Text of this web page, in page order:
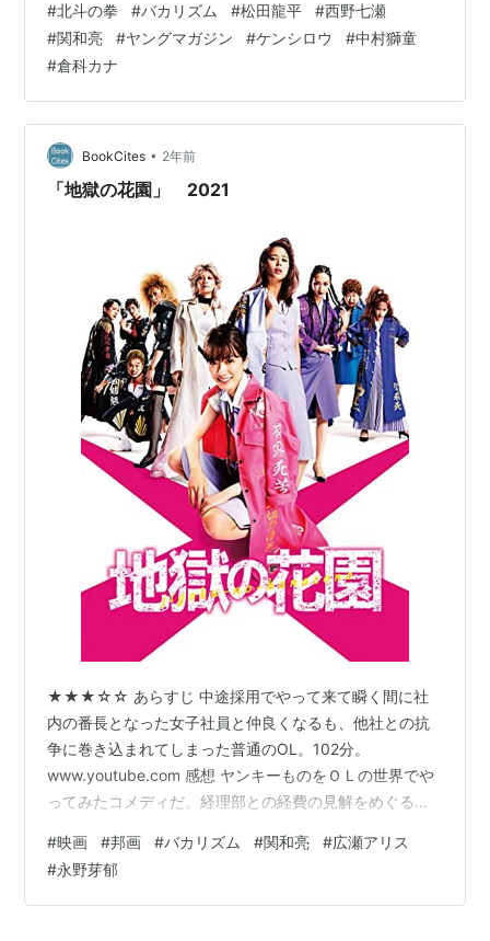
年後、母を奪ったヤクザの木村に復讐を実行するも失敗
する。 『北斗の拳』の知識だけでは「相手を害すること
に特化したツボの知識」を知り得ないと気付いた沼倉は
更なる研鑽を積み、幾数十年後には気付けば国家資格を4
つ持つ凄腕のマッサージ師となっていた。 再度復讐の機
会をうかがいながら、…
#北斗の拳 #バカリズム #松田龍平 #西野七瀬
#関和亮 #ヤングマガジン #ケンシロウ #中村獅童
#倉科カナ
BookCites • 2年前
「地獄の花園」 2021
★★★☆☆ あらすじ 中途採用でやって来て瞬く間に社
内の番長となった女子社員と仲良くなるも、他社との抗
争に巻き込まれてしまった普通のOL。102分。
www.youtube.com 感想 ヤンキーものをＯＬの世界でや
ってみたコメディだ。経理部との経費の見解をめぐる応
いたら、ただ舞台が学校から会社に変わっただけの、単
純に喧嘩に明け暮れるだけの物語だった。あまりのひね
りのなさに冒頭では寒々しさを感じてしまった。 だが見
#映画 #邦画 #バカリズム #関和亮 #広瀬アリス
#永野芽郁